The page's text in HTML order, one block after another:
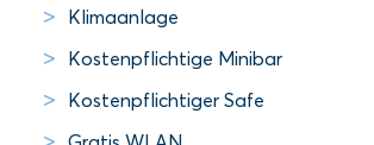
Klimaanlage
Kostenpflichtige Minibar
Kostenpflichtiger Safe